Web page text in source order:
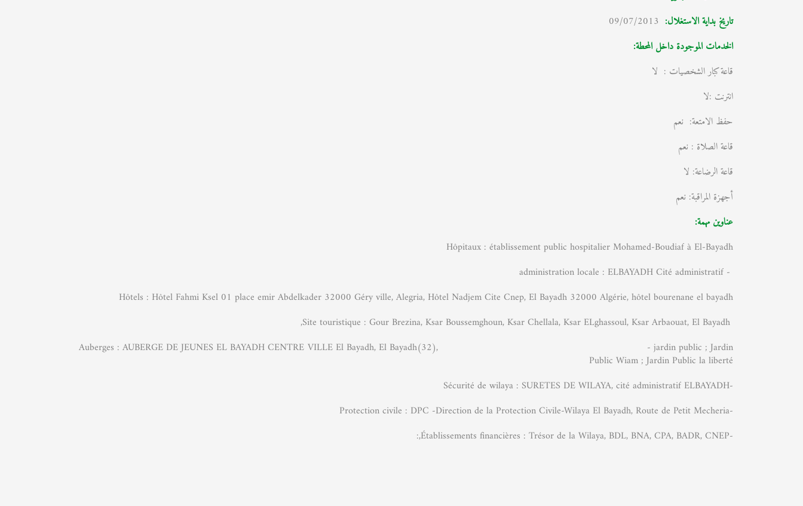
تاريخ بداية الاستغلال:
09/07/2013
الخدمات الموجودة داخل المحطة:
قاعة كبار الشخصيات : لا
انترنت :لا
حفظ الامتعة: نعم
قاعة الصلاة : نعم
قاعة الرضاعة: لا
أجهزة المراقبة: نعم
عناوين مهمة:
Hôpitaux : établissement public hospitalier Mohamed-Boudiaf à El-Bayadh
- administration locale : ELBAYADH Cité administratif
Hôtels : Hôtel Fahmi Ksel 01 place emir Abdelkader 32000 Géry ville, Alegria, Hôtel Nadjem Cite Cnep, El Bayadh 32000 Algérie, hôtel bourenane el bayadh
Auberges : AUBERGE DE JEUNES EL BAYADH CENTRE VILLE El Bayadh, El Bayadh(32), - jardin public ; Jardin
Public Wiam ; Jardin Public la liberté
-Sécurité de wilaya : SURETES DE WILAYA, cité administratif ELBAYADH
-Protection civile : DPC -Direction de la Protection Civile-Wilaya El Bayadh, Route de Petit Mecheria
-Établissements financières : Trésor de la Wilaya, BDL, BNA, CPA, BADR, CNEP,: